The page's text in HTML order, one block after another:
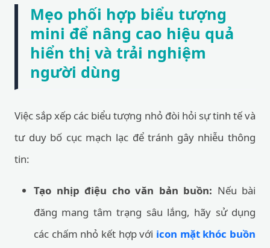
Mẹo phối hợp biểu tượng
mini để nâng cao hiệu quả
hiển thị và trải nghiệm
người dùng
Việc sắp xếp các biểu tượng nhỏ đòi hỏi sự tinh tế và
tư duy bố cục mạch lạc để tránh gây nhiễu thông
tin:
Tạo nhịp điệu cho văn bản buồn: Nếu bài
đăng mang tâm trạng sâu lắng, hãy sử dụng
các chấm nhỏ kết hợp với icon mặt khóc buồn